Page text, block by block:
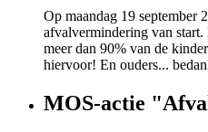
Op maandag 19 september
afvalvermindering van
meer dan 90% van de
hiervoor! En ouders...
MOS-actie